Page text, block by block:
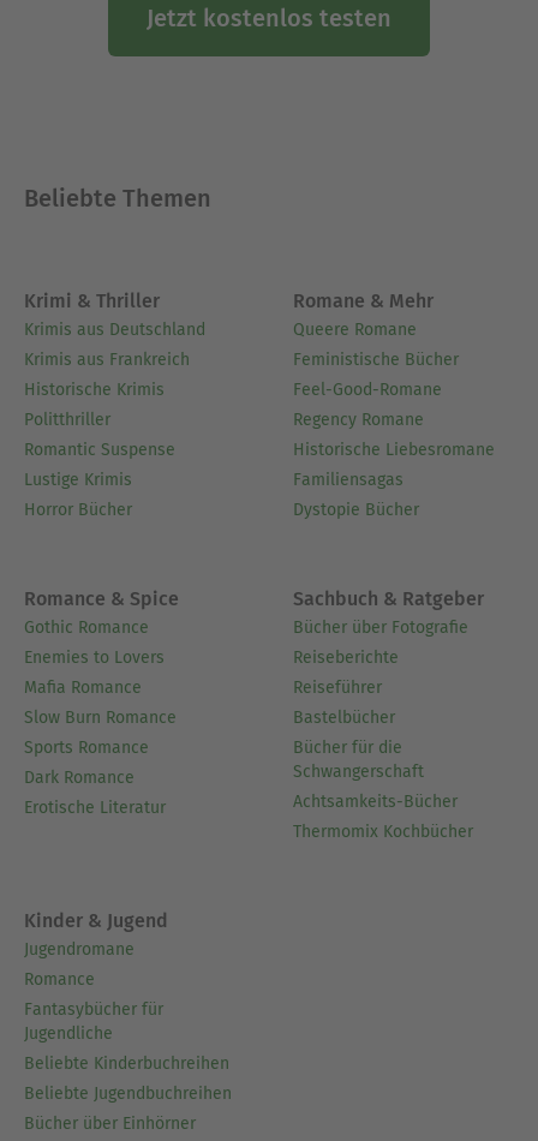
Jetzt kostenlos testen
Beliebte Themen
Krimi & Thriller
Krimis aus Deutschland
Krimis aus Frankreich
Historische Krimis
Politthriller
Romantic Suspense
Lustige Krimis
Horror Bücher
Romane & Mehr
Queere Romane
Feministische Bücher
Feel-Good-Romane
Regency Romane
Historische Liebesromane
Familiensagas
Dystopie Bücher
Romance & Spice
Gothic Romance
Enemies to Lovers
Mafia Romance
Slow Burn Romance
Sports Romance
Dark Romance
Erotische Literatur
Sachbuch & Ratgeber
Bücher über Fotografie
Reiseberichte
Reiseführer
Bastelbücher
Bücher für die
Schwangerschaft
Achtsamkeits-Bücher
Thermomix Kochbücher
Kinder & Jugend
Jugendromane
Romance
Fantasybücher für
Jugendliche
Beliebte Kinderbuchreihen
Beliebte Jugendbuchreihen
Bücher über Einhörner